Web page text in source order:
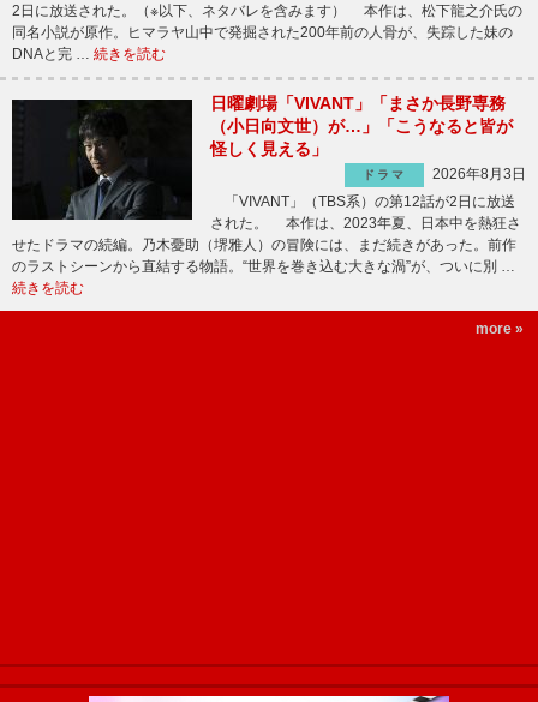
2日に放送された。（※以下、ネタバレを含みます） 本作は、松下龍之介氏の
同名小説が原作。ヒマラヤ山中で発掘された200年前の人骨が、失踪した妹の
DNAと完 … 続きを読む
日曜劇場「VIVANT」「まさか長野専務
（小日向文世）が…」「こうなると皆が
怪しく見える」
ドラマ
2026年8月3日
「VIVANT」（TBS系）の第12話が2日に放送
された。 本作は、2023年夏、日本中を熱狂さ
せたドラマの続編。乃木憂助（堺雅人）の冒険には、まだ続きがあった。前作
のラストシーンから直結する物語。“世界を巻き込む大きな渦”が、ついに別 …
続きを読む
more »